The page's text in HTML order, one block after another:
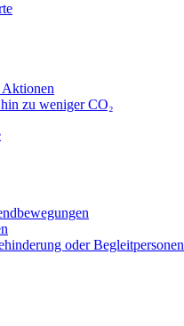
Aktionen
zu weniger CO₂
oder Begleitpersonen